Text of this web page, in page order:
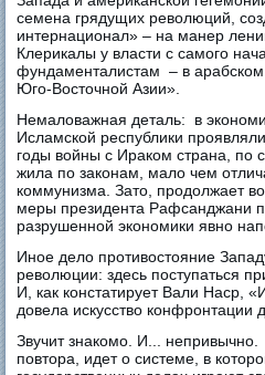
семена грядущих революций,
интернационал» – на манер
Клерикалы у власти с самого
фундаменталистам – в
Юго-Восточной Азии».
Немаловажная деталь: в
Исламской республики
годы войны с Ираком страна, по
жила по законам, мало чем
коммунизма. Зато, продолжает
меры президента Рафсанджани
разрушенной экономики явно
Иное дело противостояние
революции: здесь поступаться
И, как констатирует Вали Наср,
довела искусство конфронтации
Звучит знакомо. И...
повтора, идет о системе, в